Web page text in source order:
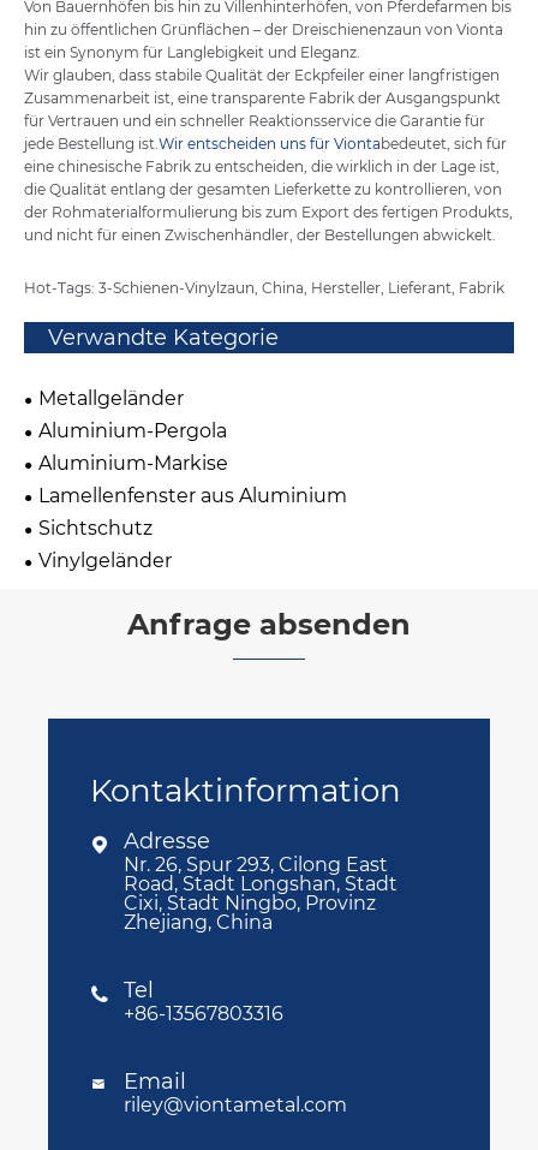
Von Bauernhöfen bis hin zu Villenhinterhöfen, von Pferdefarmen bis
hin zu öffentlichen Grünflächen – der Dreischienenzaun von Vionta
ist ein Synonym für Langlebigkeit und Eleganz.
Wir glauben, dass stabile Qualität der Eckpfeiler einer langfristigen
Zusammenarbeit ist, eine transparente Fabrik der Ausgangspunkt
für Vertrauen und ein schneller Reaktionsservice die Garantie für
jede Bestellung ist.Wir entscheiden uns für Vionta bedeutet, sich für
eine chinesische Fabrik zu entscheiden, die wirklich in der Lage ist,
die Qualität entlang der gesamten Lieferkette zu kontrollieren, von
der Rohmaterialformulierung bis zum Export des fertigen Produkts,
und nicht für einen Zwischenhändler, der Bestellungen abwickelt.
Hot-Tags: 3-Schienen-Vinylzaun, China, Hersteller, Lieferant, Fabrik
Verwandte Kategorie
Metallgeländer
Aluminium-Pergola
Aluminium-Markise
Lamellenfenster aus Aluminium
Sichtschutz
Vinylgeländer
Anfrage absenden
Kontaktinformation
 Adresse
Nr. 26, Spur 293, Cilong East
Road, Stadt Longshan, Stadt
Cixi, Stadt Ningbo, Provinz
Zhejiang, China
 Tel
+86-13567803316
 Email
riley@viontametal.com